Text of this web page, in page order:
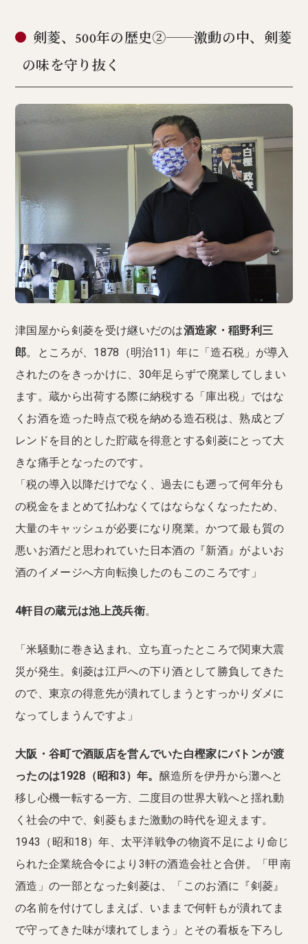
剣菱、500年の歴史②──激動の中、剣菱
の味を守り抜く
津国屋から剣菱を受け継いだのは酒造家・稲野利三
郎。ところが、1878（明治11）年に「造石税」が導入
されたのをきっかけに、30年足らずで廃業してしまい
ます。蔵から出荷する際に納税する「庫出税」ではな
くお酒を造った時点で税を納める造石税は、熟成とブ
レンドを目的とした貯蔵を得意とする剣菱にとって大
きな痛手となったのです。
「税の導入以降だけでなく、過去にも遡って何年分も
の税金をまとめて払わなくてはならなくなったため、
大量のキャッシュが必要になり廃業。かつて最も質の
悪いお酒だと思われていた日本酒の『新酒』がよいお
酒のイメージへ方向転換したのもこのころです」
4軒目の蔵元は池上茂兵衛。
「米騒動に巻き込まれ、立ち直ったところで関東大震
災が発生。剣菱は江戸への下り酒として勝負してきた
ので、東京の得意先が潰れてしまうとすっかりダメに
なってしまうんですよ」
大阪・谷町で酒販店を営んでいた白樫家にバトンが渡
ったのは1928（昭和3）年。 醸造所を伊丹から灘へと
移し心機一転する一方、二度目の世界大戦へと揺れ動
く社会の中で、剣菱もまた激動の時代を迎えます。
1943（昭和18）年、太平洋戦争の物資不足により命じ
られた企業統合令により3軒の酒造会社と合併。「甲南
酒造」の一部となった剣菱は、「このお酒に『剣菱』
の名前を付けてしまえば、いままで何軒もが潰れてま
で守ってきた味が壊れてしまう」とその看板を下ろし